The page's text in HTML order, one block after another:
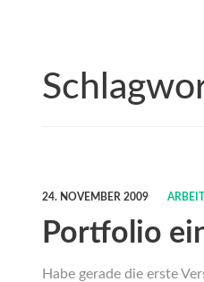
24. NOVEMBER 2009
Portfolio
Habe gerade die erste